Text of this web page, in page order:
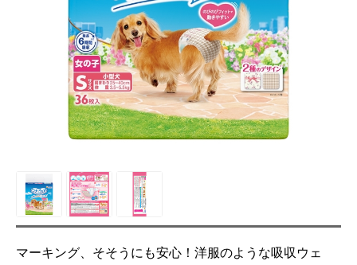
マーキング、そそうにも安心！洋服のような吸収ウェ